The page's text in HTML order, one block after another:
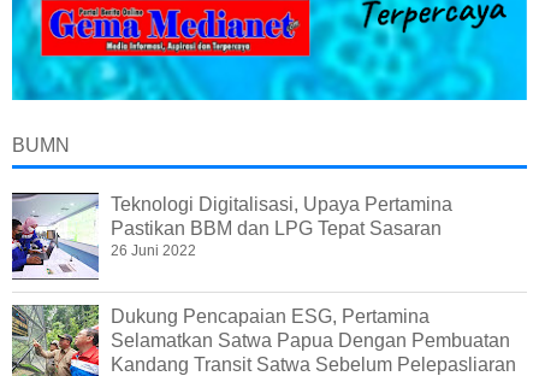
BUMN
Teknologi Digitalisasi, Upaya Pertamina
Pastikan BBM dan LPG Tepat Sasaran
26 Juni 2022
Dukung Pencapaian ESG, Pertamina
Selamatkan Satwa Papua Dengan Pembuatan
Kandang Transit Satwa Sebelum Pelepasliaran